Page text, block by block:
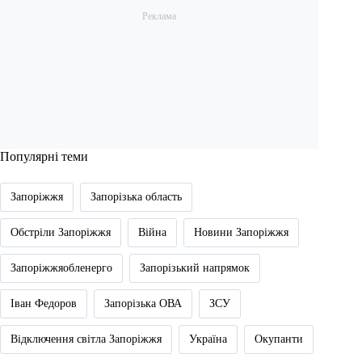
Популярні теми
Запоріжжя Запорізька область
Обстріли Запоріжжя Війна Новини Запоріжжя
Запоріжжяобленерго Запорізький напрямок
Іван Федоров Запорізька ОВА ЗСУ
Відключення світла Запоріжжя Україна Окупанти